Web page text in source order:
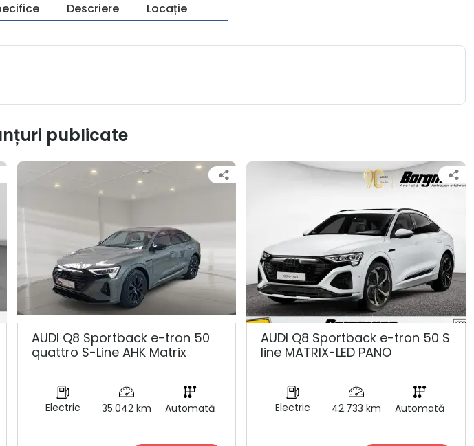
Descriere Locație
publicate
AUDI Q8 Sportback e-tron 50
quattro S-Line AHK Matrix
Electric 35.042 km Automată
AUDI Q8 Sportback e-tron 50 S
line MATRIX-LED PANO
Electric 42.733 km Automată